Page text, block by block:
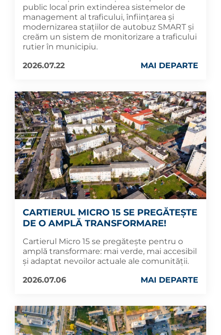
public local prin extinderea sistemelor de
management al traficului, înființarea și
modernizarea stațiilor de autobuz SMART și
creăm un sistem de monitorizare a traficului
rutier în municipiu.
2026.07.22
MAI DEPARTE
CARTIERUL MICRO 15 SE PREGĂTEȘTE
DE O AMPLĂ TRANSFORMARE!
Cartierul Micro 15 se pregătește pentru o
amplă transformare: mai verde, mai accesibil
și adaptat nevoilor actuale ale comunității.
2026.07.06
MAI DEPARTE